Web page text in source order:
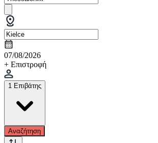
07/08/2026
+ Επιστροφή
1 Επιβάτης
Αναζήτηση